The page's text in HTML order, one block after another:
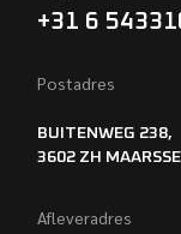
+31 6
Postadres
BUITENWEG 238,
3602 ZH
Afleveradres